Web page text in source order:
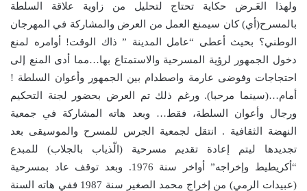
ولهذا العَـرض حكاية تحتاج لتحليل من زاوية علاقة السلطة
بالمسرح(أي) كان سيمنع العمل من العرض والمشاركة في المهرجان
الوطني؟ بحيث أعطى “عامل المدينة ” ذاك الوقت! أوامره لمنع
دخول الجمهور لرؤية المسرحية والاستمتاع بها…مما أدى المنع إلى
احتجاجات وفوضى عارمة واصطدام بين الجمهور وأعوان السلطة !
أمام…(سينما مرحبا). ورغم ذلك تم العرض بحضور لجنة التحكيم
ورجال وأعوان السلطة، فقط… وبعد هاته المشاركة في جمعية
النهضة الثقافية . انتقل لجمعية الجرس للمسرح والموسيقى بعد
تجديدها ليتم إعادة تقديم مسرحية (الّذياب بالجلاب) للمبدع
“أكريطيط وإخراجه” أواخر سنة 1976. وبعد توقف عاد بمسرحية
(عبيدات الرمي) من إخراج محمد الصغير سنة 1987 ففي هاته السنة